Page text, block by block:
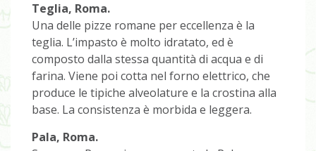
Teglia, Roma.
Una delle pizze romane per eccellenza è la
teglia. L’impasto è molto idratato, ed è
composto dalla stessa quantità di acqua e di
farina. Viene poi cotta nel forno elettrico, che
produce le tipiche alveolature e la crostina alla
base. La consistenza è morbida e leggera.
Pala, Roma.